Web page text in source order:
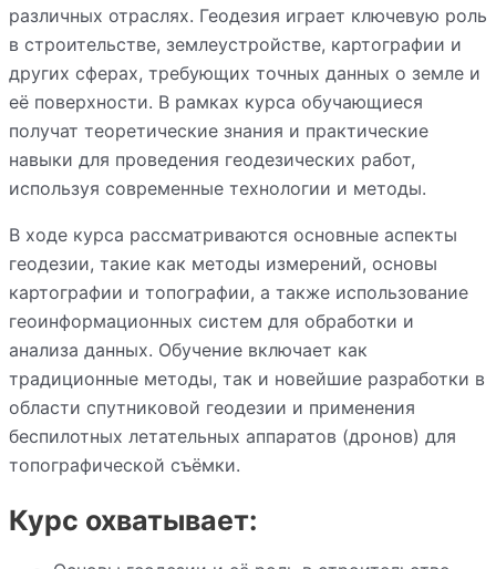
различных отраслях. Геодезия играет ключевую роль
в строительстве, землеустройстве, картографии и
других сферах, требующих точных данных о земле и
её поверхности. В рамках курса обучающиеся
получат теоретические знания и практические
навыки для проведения геодезических работ,
используя современные технологии и методы.
В ходе курса рассматриваются основные аспекты
геодезии, такие как методы измерений, основы
картографии и топографии, а также использование
геоинформационных систем для обработки и
анализа данных. Обучение включает как
традиционные методы, так и новейшие разработки в
области спутниковой геодезии и применения
беспилотных летательных аппаратов (дронов) для
топографической съёмки.
Курс охватывает: